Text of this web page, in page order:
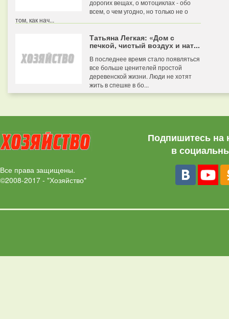
дорогих вещах, о мотоциклах - обо
всем, о чем угодно, но только не о
том, как нач...
Татьяна Легкая: «Дом с
печкой, чистый воздух и нат...
В последнее время стало появляться
все больше ценителей простой
деревенской жизни. Люди не хотят
жить в спешке в бо...
Все права защищены.
©2008-2017 - "Хозяйство"
Подпишитесь на
в